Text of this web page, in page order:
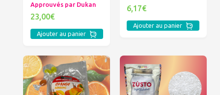
Approuvés par Dukan
23,00€
Ajouter au panier
6,17€
Ajouter au panier